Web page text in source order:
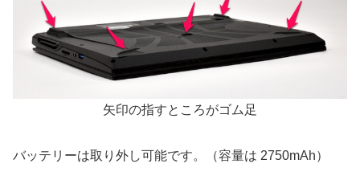
矢印の指すところがゴム足
バッテリーは取り外し可能です。（容量は 2750mAh）